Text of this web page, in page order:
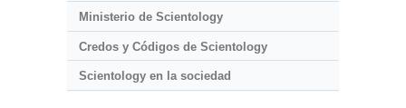
Ministerio de Scientology
Credos y Códigos de Scientology
Scientology en la sociedad